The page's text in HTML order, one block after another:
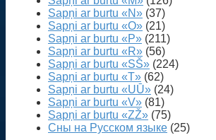
Sapņi ar burtu «N» (37)
Sapņi ar burtu «O» (21)
Sapņi ar burtu «P» (211)
Sapņi ar burtu «R» (56)
Sapņi ar burtu «SŠ» (224)
Sapņi ar burtu «T» (62)
Sapņi ar burtu «UŪ» (24)
Sapņi ar burtu «V» (81)
Sapņi ar burtu «ZŽ» (75)
Сны на Русском языке (25)